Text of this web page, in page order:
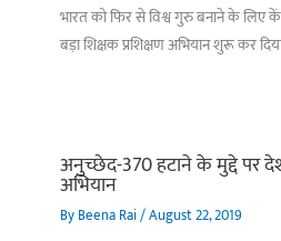
भारत को फिर से विश्व गुरु बनाने के लिए
बड़ा शिक्षक प्रशिक्षण अभियान शुरू कर
अनुच्छेद-370 हटाने के मुद्दे पर
अभियान
ByBeena Rai/August 22, 2019